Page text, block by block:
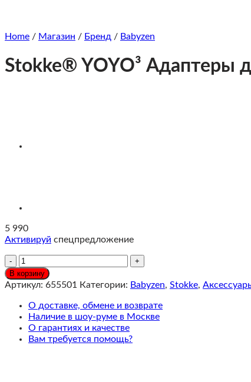
Home / Магазин / Бренд / Babyzen
Stokke® YOYO³ Адаптеры
5 990
Активируй спецпредложение
Количество
Stokke®
YOYO³
для
автокресла
M
В корзину
Артикул: 655501 Категории: Babyzen, Stokke,
О доставке, обмене и возврате
Наличие в шоу-руме в Москве
О гарантиях и качестве
Вам требуется помощь?